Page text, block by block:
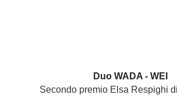
Duo WADA - WEI
Secondo premio Elsa Respighi